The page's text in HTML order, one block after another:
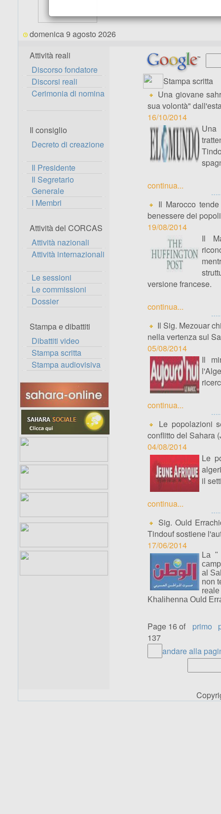
domenica 9 agosto 2026
Attività reali
Discorso fondatore
Discorsi reali
Cerimonia di nomina
Il consiglio
Decreto di creazione
Il Presidente
Il Segretario
Generale
I Membri
Attività del CORCAS
Attività nazionali
Attività internazionali
Le sessioni
Le commissioni
Dossier
Stampa e dibattiti
Dibattiti video
Stampa scritta
Stampa audiovisiva
Stampa scritta
Una giovane
sua volontà"
16/10/2014
Una
continua...
Il Marocco
benessere dei
19/08/2014
Il
versione francese.
continua...
Il Sig. Mezouar
nella vertenza sul
05/08/2014
Il
continua...
Le popolazioni
conflitto del Sahara
04/08/2014
Le
il
continua...
Sig. Ould
Tindouf sostiene
17/06/2014
La "
al
non
Khalihenna Ould
Page 16 of
137
primo
andare alla